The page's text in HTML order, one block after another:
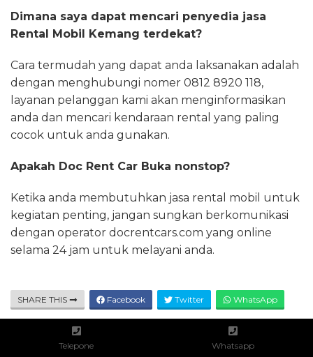
Dimana saya dapat mencari penyedia jasa
Rental Mobil Kemang terdekat?
Cara termudah yang dapat anda laksanakan adalah
dengan menghubungi nomer 0812 8920 118,
layanan pelanggan kami akan menginformasikan
anda dan mencari kendaraan rental yang paling
cocok untuk anda gunakan.
Apakah Doc Rent Car Buka nonstop?
Ketika anda membutuhkan jasa rental mobil untuk
kegiatan penting, jangan sungkan berkomunikasi
dengan operator docrentcars.com yang online
selama 24 jam untuk melayani anda.
SHARE THIS Facebook Twitter WhatsApp
Telepone Whatsapp